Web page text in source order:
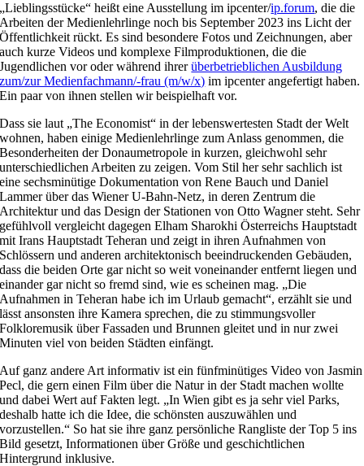
„Lieblingsstücke“ heißt eine Ausstellung im ipcenter/ip.forum, die die
Arbeiten der Medienlehrlinge noch bis September 2023 ins Licht der
Öffentlichkeit rückt. Es sind besondere Fotos und Zeichnungen, aber
auch kurze Videos und komplexe Filmproduktionen, die die
Jugendlichen vor oder während ihrerüberbetrieblichen Ausbildung
zum/zur Medienfachmann/-frau (m/w/x) im ipcenter angefertigt haben.
Ein paar von ihnen stellen wir beispielhaft vor.
Dass sie laut „The Economist“ in der lebenswertesten Stadt der Welt
wohnen, haben einige Medienlehrlinge zum Anlass genommen, die
Besonderheiten der Donaumetropole in kurzen, gleichwohl sehr
unterschiedlichen Arbeiten zu zeigen. Vom Stil her sehr sachlich ist
eine sechsminütige Dokumentation von Rene Bauch und Daniel
Lammer über das Wiener U-Bahn-Netz, in deren Zentrum die
Architektur und das Design der Stationen von Otto Wagner steht. Sehr
gefühlvoll vergleicht dagegen Elham Sharokhi Österreichs Hauptstadt
mit Irans Hauptstadt Teheran und zeigt in ihren Aufnahmen von
Schlössern und anderen architektonisch beeindruckenden Gebäuden,
dass die beiden Orte gar nicht so weit voneinander entfernt liegen und
einander gar nicht so fremd sind, wie es scheinen mag. „Die
Aufnahmen in Teheran habe ich im Urlaub gemacht“, erzählt sie und
lässt ansonsten ihre Kamera sprechen, die zu stimmungsvoller
Folkloremusik über Fassaden und Brunnen gleitet und in nur zwei
Minuten viel von beiden Städten einfängt.
Auf ganz andere Art informativ ist ein fünfminütiges Video von Jasmin
Pecl, die gern einen Film über die Natur in der Stadt machen wollte
und dabei Wert auf Fakten legt. „In Wien gibt es ja sehr viel Parks,
deshalb hatte ich die Idee, die schönsten auszuwählen und
vorzustellen.“ So hat sie ihre ganz persönliche Rangliste der Top 5 ins
Bild gesetzt, Informationen über Größe und geschichtlichen
Hintergrund inklusive.